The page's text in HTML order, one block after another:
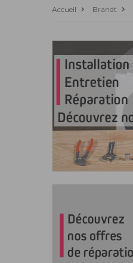
Accueil Brandt